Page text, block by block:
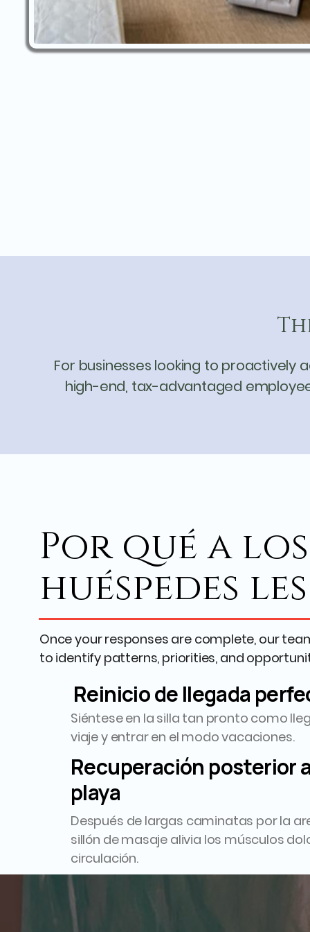
For businesses looking to proactively
high-end, tax-advantaged
Por qué a los
huéspedes
Once your responses are complete, our
to identify patterns, priorities, and
Reinicio de llegada
Siéntese en la silla tan pronto como
viaje y entrar en el modo vacaciones.
Recuperación posterior
playa
Después de largas caminatas por la
sillón de masaje alivia los músculos
circulación.